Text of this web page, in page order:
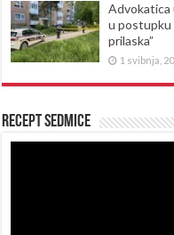
Advokatica
u postupku
prilaska”
1 svibnja,
Recept sedmice